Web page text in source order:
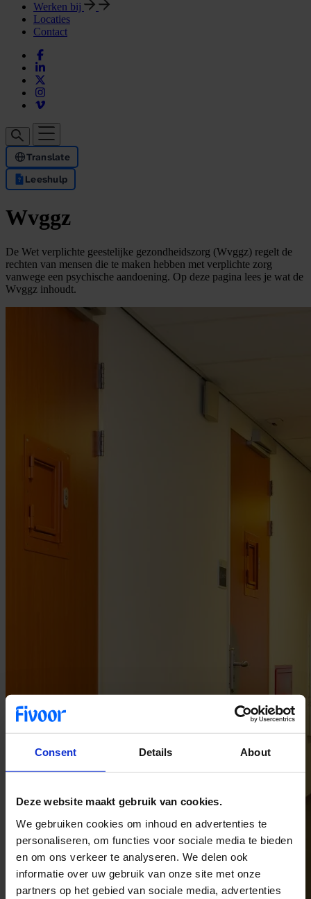
Consent Details About
Deze website maakt gebruik van cookies.
We gebruiken cookies om inhoud en advertenties te
personaliseren, om functies voor sociale media te bieden
en om ons verkeer te analyseren. We delen ook
informatie over uw gebruik van onze site met onze
partners op het gebied van sociale media, advertenties
Werken bij
Locaties
Contact
Translate
Leeshulp
Wvggz
De Wet verplichte geestelijke gezondheidszorg (Wvggz) regelt de
rechten van mensen die te maken hebben met verplichte zorg
vanwege een psychische aandoening. Op deze pagina lees je wat de
Wvggz inhoudt.